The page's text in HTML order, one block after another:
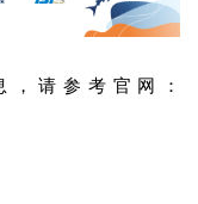
，请参考官网
：